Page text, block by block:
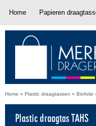
Home Papieren
Home » Plastic draagtassen » Biofolie
Plastic draagtas TAHS